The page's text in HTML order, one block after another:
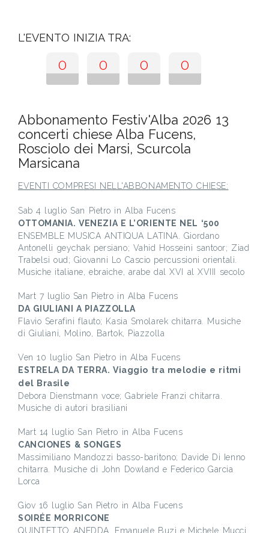
L'EVENTO INIZIA TRA:
0 0 0 0
Abbonamento Festiv'Alba 2026 13
concerti chiese Alba Fucens,
Rosciolo dei Marsi, Scurcola
Marsicana
EVENTI COMPRESI NELL'ABBONAMENTO CHIESE:
Sab 4 luglio San Pietro in Alba Fucens
OTTOMANIA. VENEZIA E L’ORIENTE NEL ‘500
ENSEMBLE MUSICA ANTIQUA LATINA. Giordano
Antonelli geychak persiano; Vahid Hosseini santoor; Ziad
Trabelsi oud; Giovanni Lo Cascio percussioni orientali.
Musiche italiane, ebraiche, arabe dal XVI al XVIII secolo
Mart 7 luglio San Pietro in Alba Fucens
DA GIULIANI A PIAZZOLLA
Flavio Serafini flauto; Kasia Smolarek chitarra. Musiche
di Giuliani, Molino, Bartok, Piazzolla
Ven 10 luglio San Pietro in Alba Fucens
ESTRELA DA TERRA. Viaggio tra melodie e ritmi
del Brasile
Debora Dienstmann voce; Gabriele Franzi chitarra.
Musiche di autori brasiliani
Mart 14 luglio San Pietro in Alba Fucens
CANCIONES & SONGES
Massimiliano Mandozzi basso-baritono; Davide Di Ienno
chitarra. Musiche di John Dowland e Federico Garcia
Lorca
Giov 16 luglio San Pietro in Alba Fucens
SOIRÉE MORRICONE
QUINTETTO ANEDDA. Emanuele Buzi e Michele Mucci